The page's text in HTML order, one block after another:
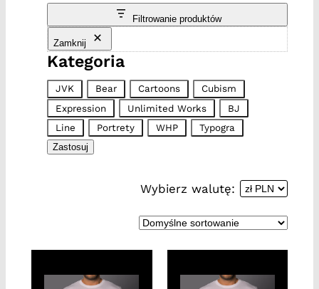
Filtrowanie produktów
Zamknij
Kategoria
t
e
JVK Bear Cartoons
Cubism
Expression
Unlimited Works
BJ
Line
Portrety WHP
Typogra
Zastosuj
Wybierz walutę: